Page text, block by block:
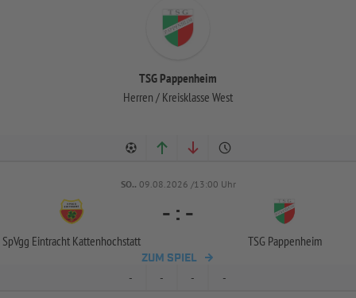
TSG Pappenheim
Herren / Kreisklasse West
SO.. 09.08.2026 /13:00 Uhr
SpVgg Eintracht Kattenhochstatt
- : -
TSG Pappenheim
ZUM SPIEL
- - - -